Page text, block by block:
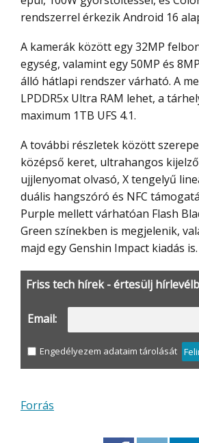
rendszerrel érkezik Android 16
A kamerák között egy 32MP felbontású előlapi
egység, valamint egy 50MP és
álló hátlapi rendszer várható. A
LPDDR5x Ultra RAM lehet, a
maximum 1TB UFS 4.1.
A további részletek között szerepel egy fém
középső keret, ultrahangos
ujjlenyomat olvasó, X tengelyű
duális hangszóró és NFC
Purple mellett várhatóan Flash
Green színekben is megjelenik,
majd egy Genshin Impact kiadás is.
Friss tech hírek - értesülj
Email:
Engedélyezem adataim tárolását
Forrás